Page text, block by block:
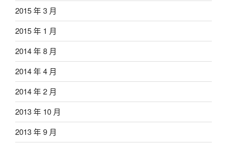
2015 年 3 月
2015 年 1 月
2014 年 8 月
2014 年 4 月
2014 年 2 月
2013 年 10 月
2013 年 9 月